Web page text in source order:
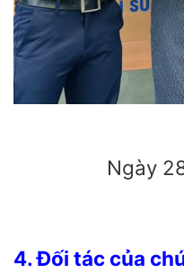
Ngày
4. Đối tác của